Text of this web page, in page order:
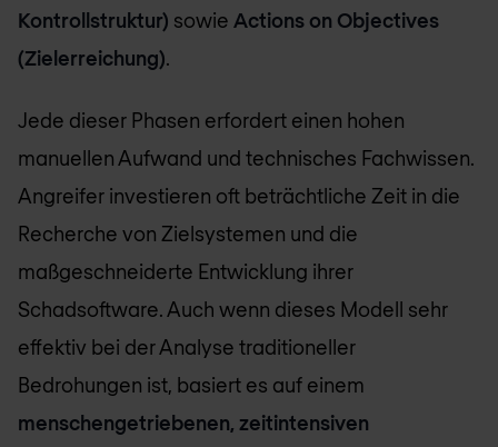
Kontrollstruktur) sowie Actions on Objectives
(Zielerreichung).
Jede dieser Phasen erfordert einen hohen
manuellen Aufwand und technisches Fachwissen.
Angreifer investieren oft beträchtliche Zeit in die
Recherche von Zielsystemen und die
maßgeschneiderte Entwicklung ihrer
Schadsoftware. Auch wenn dieses Modell sehr
effektiv bei der Analyse traditioneller
Bedrohungen ist, basiert es auf einem
menschengetriebenen, zeitintensiven